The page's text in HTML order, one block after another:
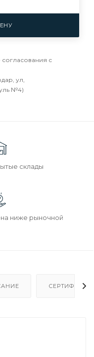
с
ул,
№4)
склады
ниже рыночной